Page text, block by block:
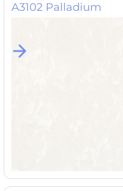
A3102 Palladium